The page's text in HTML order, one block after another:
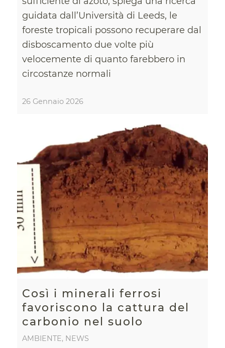
guidata dall’Università di Leeds, le
foreste tropicali possono recuperare dal
disboscamento due volte più
velocemente di quanto farebbero in
circostanze normali
26 Gennaio 2026
Così i minerali ferrosi
favoriscono la cattura del
carbonio nel suolo
AMBIENTE, NEWS